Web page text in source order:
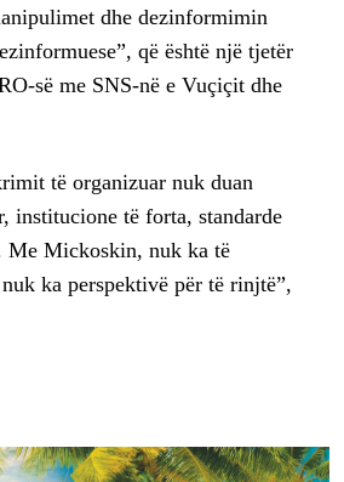
dhe dezinformimin
që është një tjetër
së me SNS-në e Vuçiçit dhe
të organizuar nuk duan
institucione të forta, standarde
Me Mickoskin, nuk ka të
ka perspektivë për të rinjtë”,